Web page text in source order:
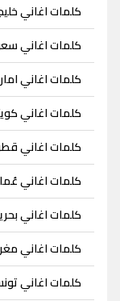
كلمات اغاني
كلمات اغاني
كلمات اغاني
كلمات اغاني
كلمات اغاني
كلمات اغاني
كلمات اغاني
كلمات اغاني
كلمات اغاني